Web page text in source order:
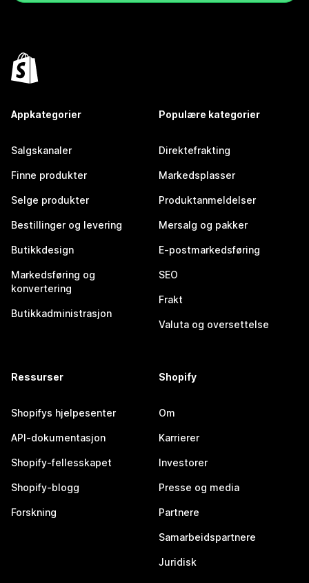
Appkategorier
Salgskanaler
Finne produkter
Selge produkter
Bestillinger og levering
Butikkdesign
Markedsføring og
konvertering
Butikkadministrasjon
Populære kategorier
Direktefrakting
Markedsplasser
Produktanmeldelser
Mersalg og pakker
E-postmarkedsføring
SEO
Frakt
Valuta og oversettelse
Ressurser
Shopifys hjelpesenter
API-dokumentasjon
Shopify-fellesskapet
Shopify-blogg
Forskning
Shopify
Om
Karrierer
Investorer
Presse og media
Partnere
Samarbeidspartnere
Juridisk